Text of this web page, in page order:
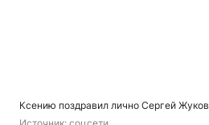
Ксению поздравил лично Сергей Жуков